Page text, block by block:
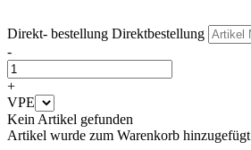
Direkt- bestellung Direktbestellung
-
+
VPE
Kein Artikel gefunden
Artikel wurde zum Warenkorb hinzugefügt